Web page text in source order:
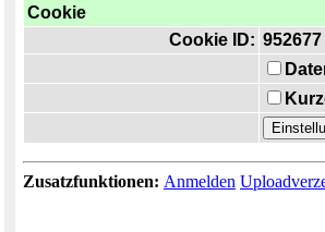
Cookie
Cookie ID: 952677
Zusatzfunktionen: Anmelden